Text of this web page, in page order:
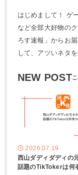
はじめまして！ ゲ
など全部大好物の
ろす速報」からお
して、アツいネタ
NEW POST
2026.07.19
西山ダディダディの
話題のTikTokerは何